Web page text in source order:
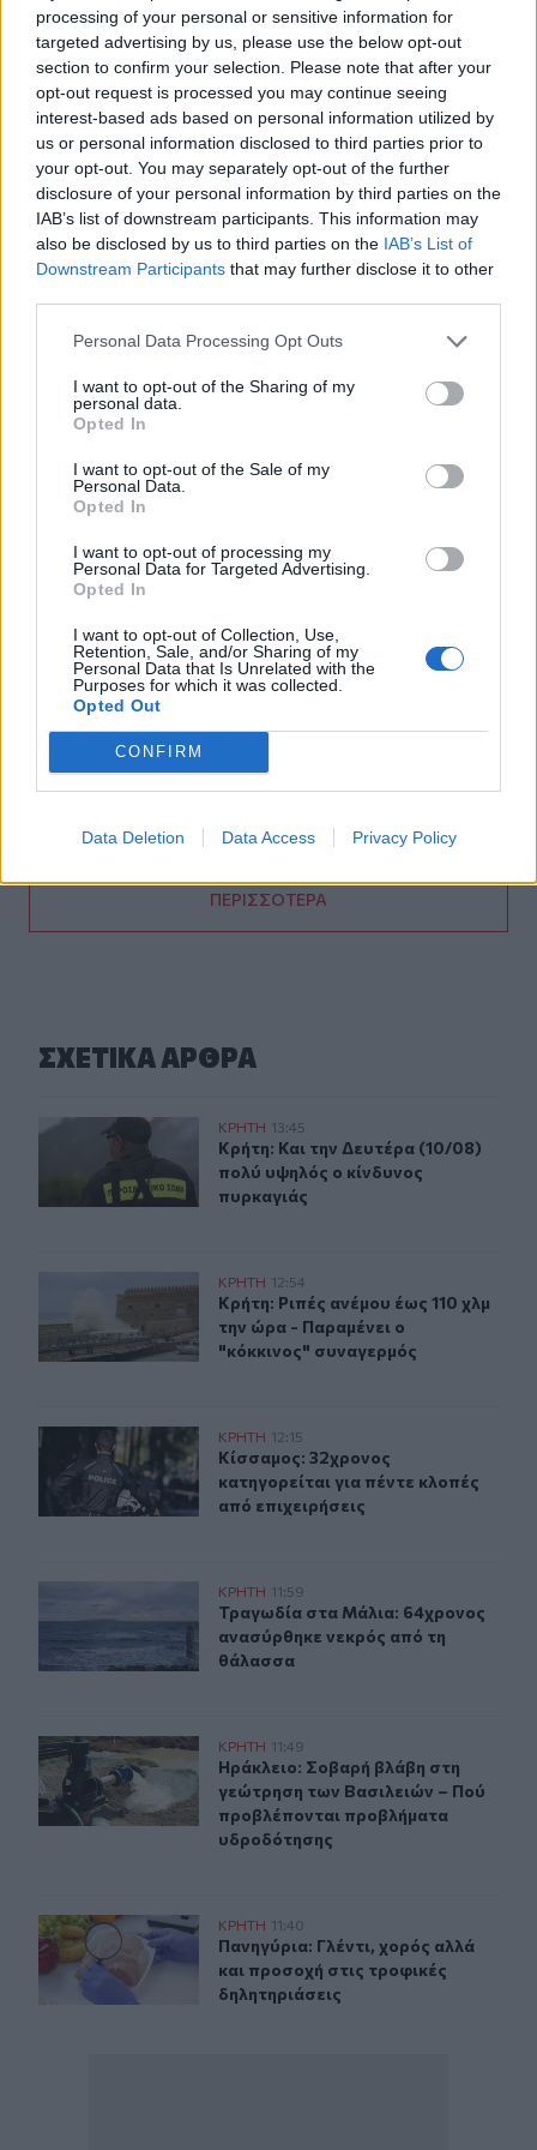
processing of your personal or sensitive information for
targeted advertising by us, please use the below opt-out
section to confirm your selection. Please note that after your
opt-out request is processed you may continue seeing
interest-based ads based on personal information utilized by
us or personal information disclosed to third parties prior to
your opt-out. You may separately opt-out of the further
disclosure of your personal information by third parties on the
IAB’s list of downstream participants. This information may
also be disclosed by us to third parties on the IAB’s List of
Downstream Participants that may further disclose it to other
Personal Data Processing Opt Outs
I want to opt-out of the Sharing of my
personal data.
Opted In
I want to opt-out of the Sale of my
Personal Data.
Opted In
I want to opt-out of processing my
Personal Data for Targeted Advertising.
Opted In
I want to opt-out of Collection, Use,
Retention, Sale, and/or Sharing of my
Personal Data that Is Unrelated with the
Purposes for which it was collected.
Opted Out
CONFIRM
Data Deletion Data Access Privacy Policy
Λουτράκι: Νεκρός δίπλα σε κάδο σκουπιδιών
εντοπίστηκε ηλικιωμένος
«Χρυσές» διακοπές στην Ελλάδα: Το προφίλ των
τουριστών και οι βίλες των 168.000€ την εβδομάδα
12:54
Ισπανία: Οι αρμόδιες αρχές έλεγξαν περίπου 200 αφίξεις
ταξιδιωτών από την Ιταλία
Κρήτη: Ριπές ανέμου έως 110 χλμ την ώρα - Παραμένει ο
"κόκκινος" συναγερμός
Άρτα: Απολογούνται ο διευθυντής και ο τεχνικός
ασφαλείας του ΔΕΔΔΗΕ
Τουρνάς: Σε επιφυλακή ο κρατικός μηχανισμός
Μήλος: Ελικόπτερο… προσγειώθηκε στο Σαρακήνικο για
Κίσσαμος: 32χρονος κατηγορείται για πέντε κλοπές από
επιχειρήσεις
12:14
Τροχαίο ατύχημα το πρωί στην Πάρνηθα - Στο
ΠΕΡΙΣΣΟΤΕΡΑ
ΣΧΕΤΙΚA AΡΘΡΑ
Κρήτη: Και την Δευτέρα (10/08) πολύ υψηλός ο
ΚΡΗΤΗ 13:45
Κρήτη: Και την Δευτέρα (10/08)
Κρήτη: Και την Δευτέρα (10/08)
πολύ υψηλός ο κίνδυνος
πυρκαγιάς
Κρήτη: Ριπές ανέμου έως 110 χλμ την ώρα - Παραμένει
ΚΡΗΤΗ 12:54
Κρήτη: Ριπές ανέμου έως 110 χλμ
Κρήτη: Ριπές ανέμου έως 110 χλμ
την ώρα - Παραμένει ο
"κόκκινος" συναγερμός
Κίσσαμος: 32χρονος κατηγορείται για πέντε κλοπές
ΚΡΗΤΗ 12:15
Κίσσαμος: 32χρονος κατηγορείται
Κίσσαμος: 32χρονος
κατηγορείται για πέντε κλοπές
από επιχειρήσεις
Τραγωδία στα Μάλια: 64χρονος ανασύρθηκε νεκρός
ΚΡΗΤΗ 11:59
Τραγωδία στα Μάλια: 64χρονος
Τραγωδία στα Μάλια: 64χρονος
ανασύρθηκε νεκρός από τη
θάλασσα
Ηράκλειο: Σοβαρή βλάβη στη γεώτρηση των
ΚΡΗΤΗ 11:49
Ηράκλειο: Σοβαρή βλάβη στη
Ηράκλειο: Σοβαρή βλάβη στη
γεώτρηση των Βασιλειών – Πού
προβλέπονται προβλήματα
υδροδότησης
Πανηγύρια: Γλέντι, χορός αλλά και προσοχή στις
ΚΡΗΤΗ 11:40
Πανηγύρια: Γλέντι, χορός αλλά
Πανηγύρια: Γλέντι, χορός αλλά
και προσοχή στις τροφικές
δηλητηριάσεις